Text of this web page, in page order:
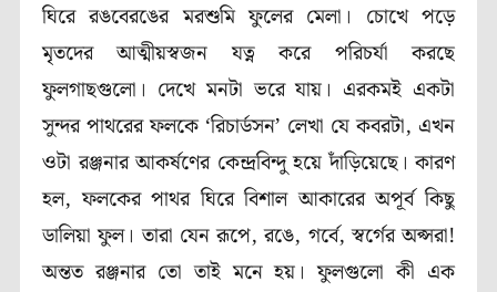
ঘিরে রঙবেরঙের মরশুমি ফুলের মেলা। চোখে পড়ে
মৃতদের আত্মীয়স্বজন যত্ন করে পরিচর্যা করছে
ফুলগাছগুলো। দেখে মনটা ভরে যায়। এরকমই একটা
সুন্দর পাথরের ফলকে ‘রিচার্ডসন’ লেখা যে কবরটা, এখন
ওটা রঞ্জনার আকর্ষণের কেন্দ্রবিন্দু হয়ে দাঁড়িয়েছে। কারণ
হল, ফলকের পাথর ঘিরে বিশাল আকারের অপূর্ব কিছু
ডালিয়া ফুল। তারা যেন রূপে, রঙে, গর্বে, স্বর্গের অপ্সরা!
অন্তত রঞ্জনার তো তাই মনে হয়। ফুলগুলো কী এক